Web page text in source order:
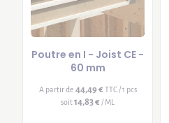
Poutre en I - Joist CE -
60 mm
A partir de 44,49 € TTC / 1 pcs
soit14,83 € / ML